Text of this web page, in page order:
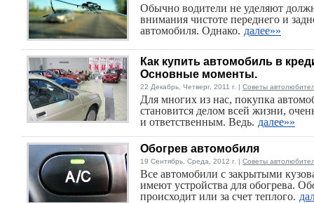
Обычно водители не уделяют
внимания чистоте переднего и
автомобиля. Однако. далее»»
Как купить автомобиль в
Основные моменты.
22 Декабрь, Четверг, 2011 г. | Советы
Для многих из нас, покупка
становится делом всей жизни,
и ответственным. Ведь. далее»»
Обогрев автомобиля
19 Сентябрь, Среда, 2012 г. | Советы
Все автомобили с закрытыми
имеют устройства для обогрева.
происходит или за счет теплого.